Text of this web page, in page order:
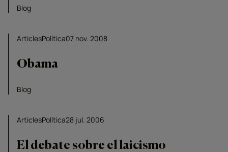
Blog
ArticlesPolítica07 nov. 2008
Obama
Blog
ArticlesPolítica28 jul. 2006
El debate sobre el laicismo